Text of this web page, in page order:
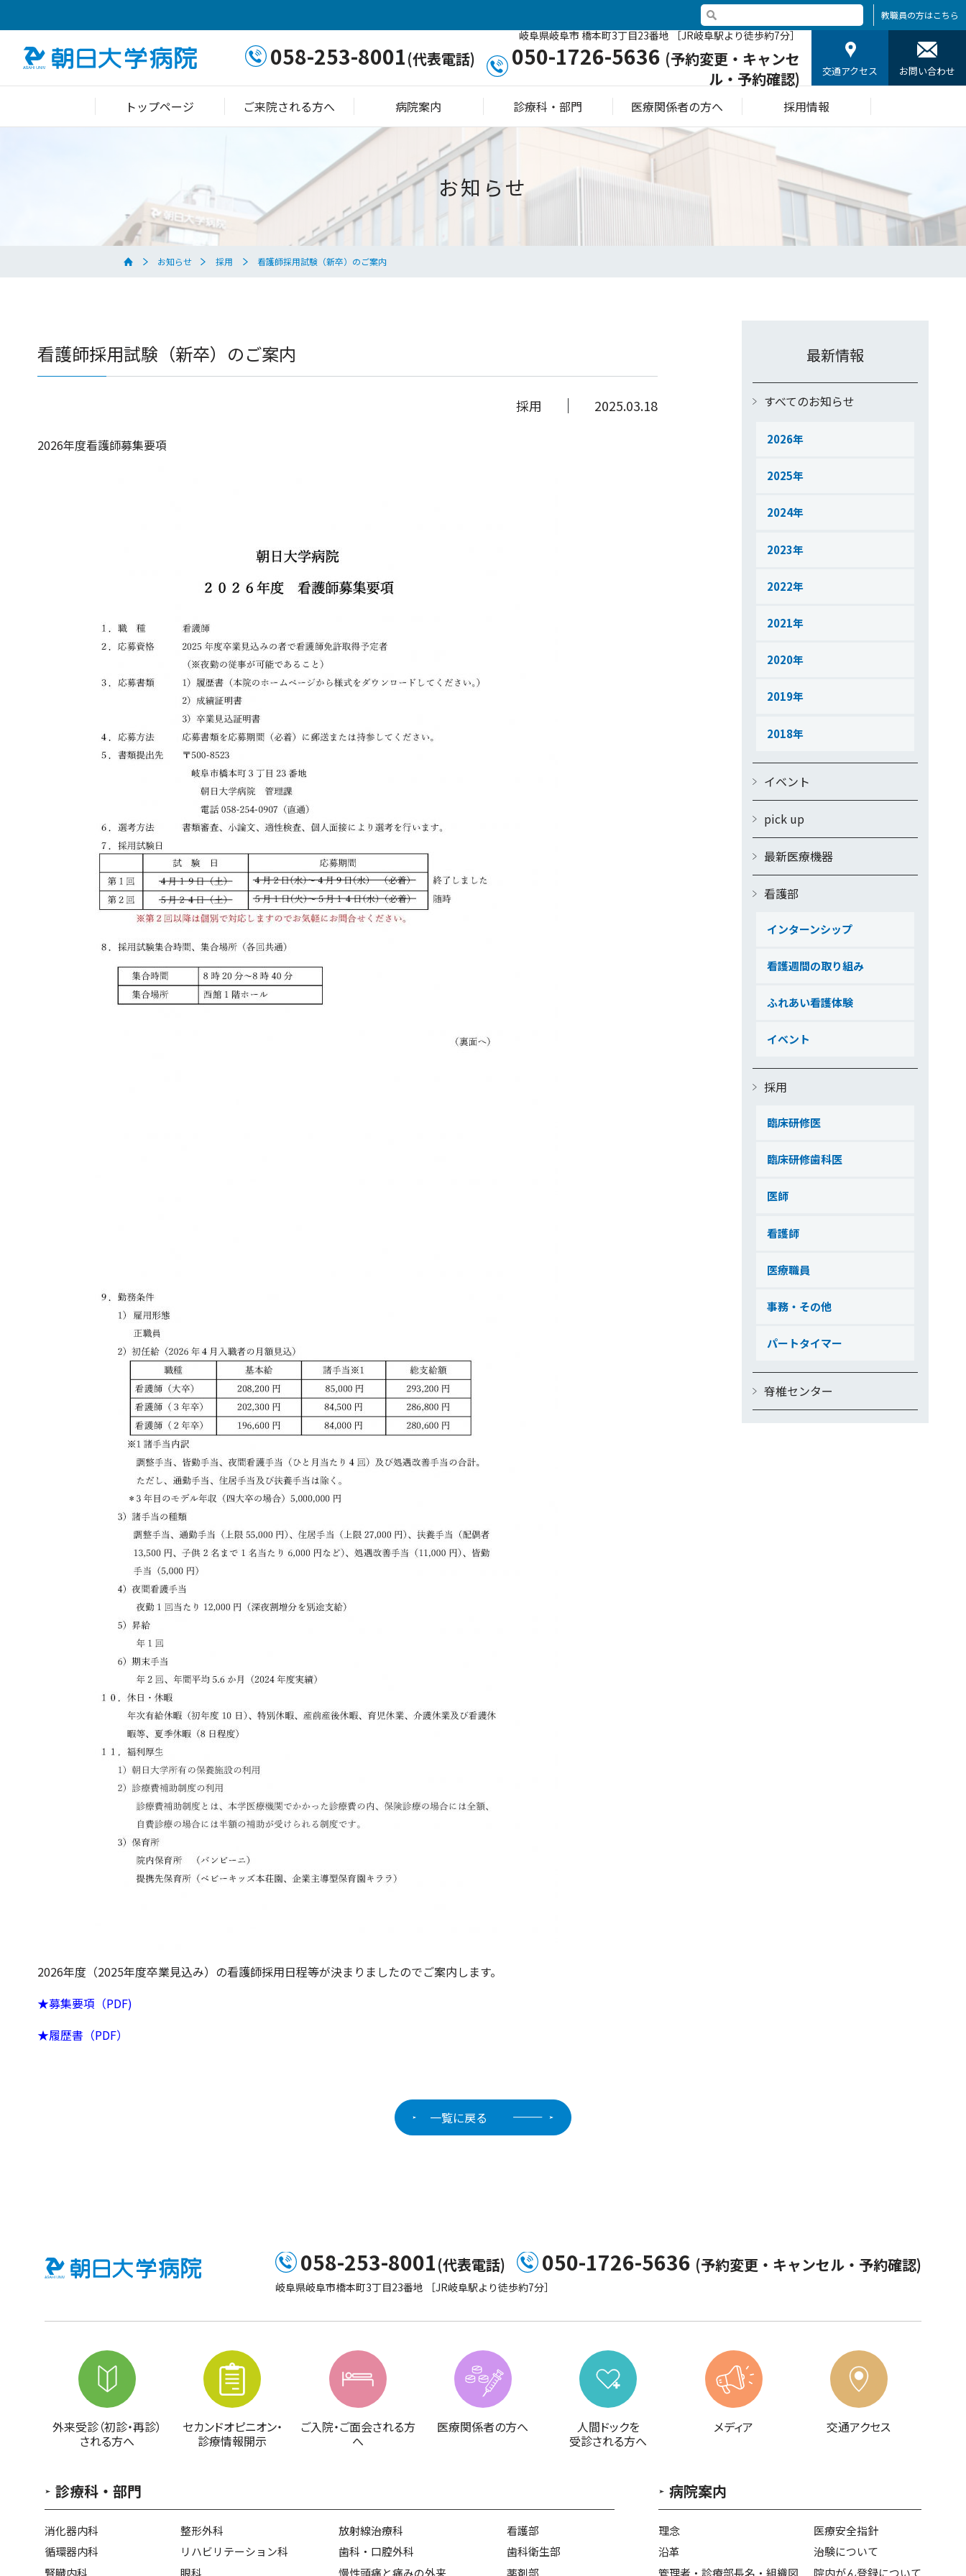
教職員の方はこちら
岐阜県岐阜市 橋本町3丁目23番地 ［JR岐阜駅より徒歩約7分］
058-253-8001(代表電話) 050-1726-5636 (予約変更・キャンセ
ル・予約確認)
交通アクセス お問い合わせ
トップページ ご来院される方へ 病院案内 診療科・部門 医療関係者の方へ 採用情報
お知らせ
お知らせ 採用 看護師採用試験（新卒）のご案内
看護師採用試験（新卒）のご案内
採用 2025.03.18
2026年度看護師募集要項
2026年度（2025年度卒業見込み）の看護師採用日程等が決まりましたのでご案内します。
★募集要項（PDF)
★履歴書（PDF）
最新情報
すべてのお知らせ
2026
2025
2024
2023
2022
2021
2020
2019
2018
イベント
pick up
最新医療機器
看護部
インターンシップ
看護週間の取り組み
ふれあい看護体験
イベント
採用
臨床研修医
臨床研修歯科医
医師
看護師
医療職員
事務・その他
パートタイマー
脊椎センター
一覧に戻る
058-253-8001(代表電話) 050-1726-5636 (予約変更・キャンセル・予約確認)
岐阜県岐阜市橋本町3丁目23番地 ［JR岐阜駅より徒歩約7分］
外来受診（初診・再診）
される方へ
セカンドオピニオン・
診療情報開示
ご入院・ご面会される方
へ
医療関係者の方へ
人間ドックを
受診される方へ
メディア 交通アクセス
診療科・部門
消化器内科
循環器内科
整形外科
リハビリテーション科
放射線治療科
歯科・口腔外科
看護部
歯科衛生部
病院案内
理念
沿革
医療安全指針
治験について